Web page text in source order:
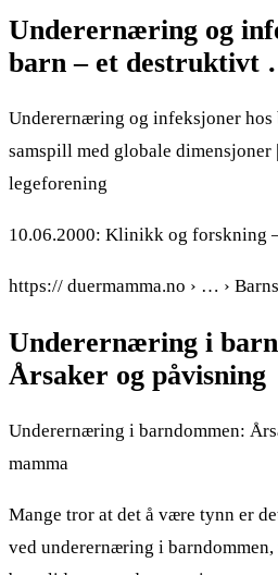
Underernæring og
barn – et destruktivt
Underernæring og infeksjoner
samspill med globale
legeforening
10.06.2000: Klinikk og forskning
https:// duermamma.no › … ›
Underernæring i
Årsaker og påvisning
Underernæring i barndommen:
mamma
Mange tror at det å være tynn er
ved underernæring i